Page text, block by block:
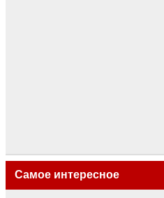
Самое интересное